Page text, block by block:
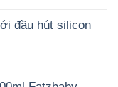
đầu hút silicon